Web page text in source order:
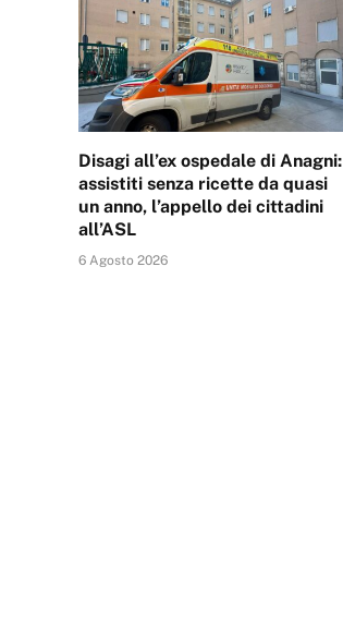
Disagi all’ex ospedale di Anagni:
assistiti senza ricette da quasi
un anno, l’appello dei cittadini
all’ASL
6 Agosto 2026